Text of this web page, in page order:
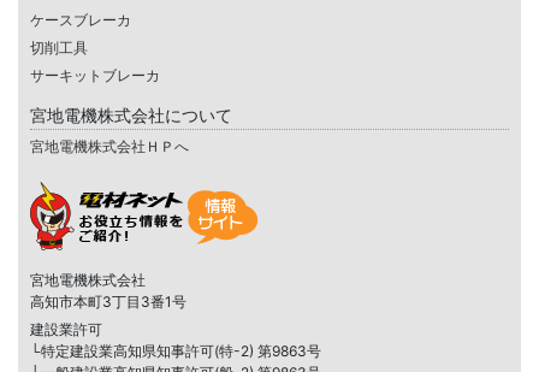
ケースブレーカ
切削工具
サーキットブレーカ
宮地電機株式会社について
宮地電機株式会社ＨＰへ
宮地電機株式会社
高知市本町3丁目3番1号
建設業許可
└特定建設業高知県知事許可(特-2) 第9863号